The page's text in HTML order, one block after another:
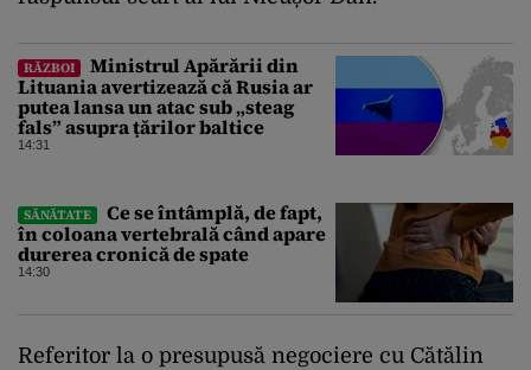
RĂZBOI
Ministrul Apărării din
Lituania avertizează că Rusia ar
putea lansa un atac sub „steag
fals” asupra țărilor baltice
14:31
SĂNĂTATE
Ce se întâmplă, de fapt,
în coloana vertebrală când apare
durerea cronică de spate
14:30
Referitor la o presupusă negociere cu Cătălin